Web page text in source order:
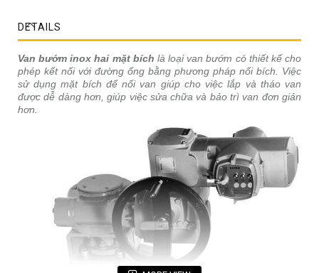
DETAILS
Van bướm inox hai mặt bích là loại van bướm có thiết kế cho
phép kết nối với đường ống bằng phương pháp nối bích. Việc
sử dụng mặt bích để nối van giúp cho việc lắp và tháo van
được dễ dàng hơn, giúp việc sửa chữa và bảo trì van đơn giản
hơn.